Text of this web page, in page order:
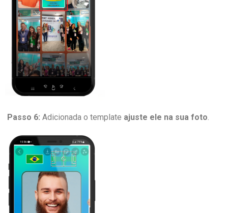
Passo 6: Adicionada o template ajuste ele na sua foto.